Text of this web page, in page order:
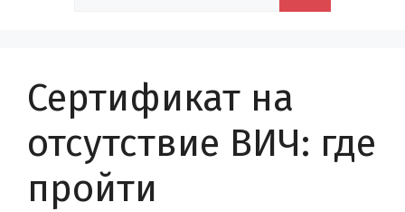
Сертификат на
отсутствие ВИЧ: где
пройти